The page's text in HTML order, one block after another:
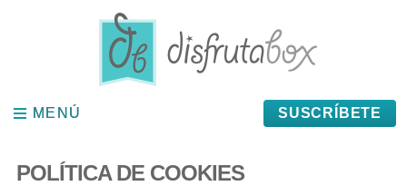
MENÚ
MENÚ SUSCRÍBETE
POLÍTICA DE COOKIES